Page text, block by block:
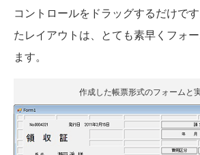
コントロールをドラッグするだけで
たレイアウトは、とても素早くフォ
ます。
作成した帳票形式のフォームと